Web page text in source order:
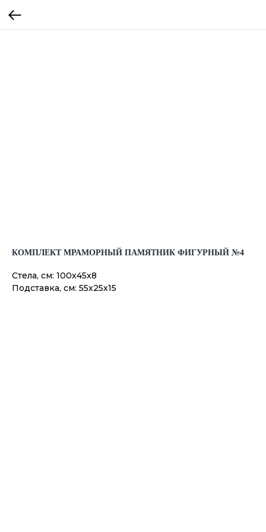
КОМПЛЕКТ МРАМОРНЫЙ ПАМЯТНИК ФИГУРНЫЙ №4
Стела, см: 100х45х8
Подставка, см: 55х25х15